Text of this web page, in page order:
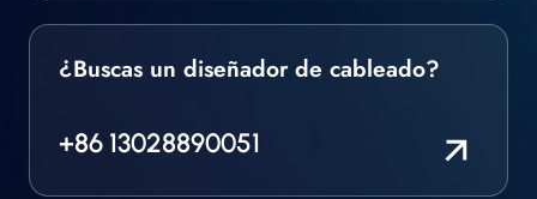
¿Buscas un diseñador de cableado?
+86 13028890051